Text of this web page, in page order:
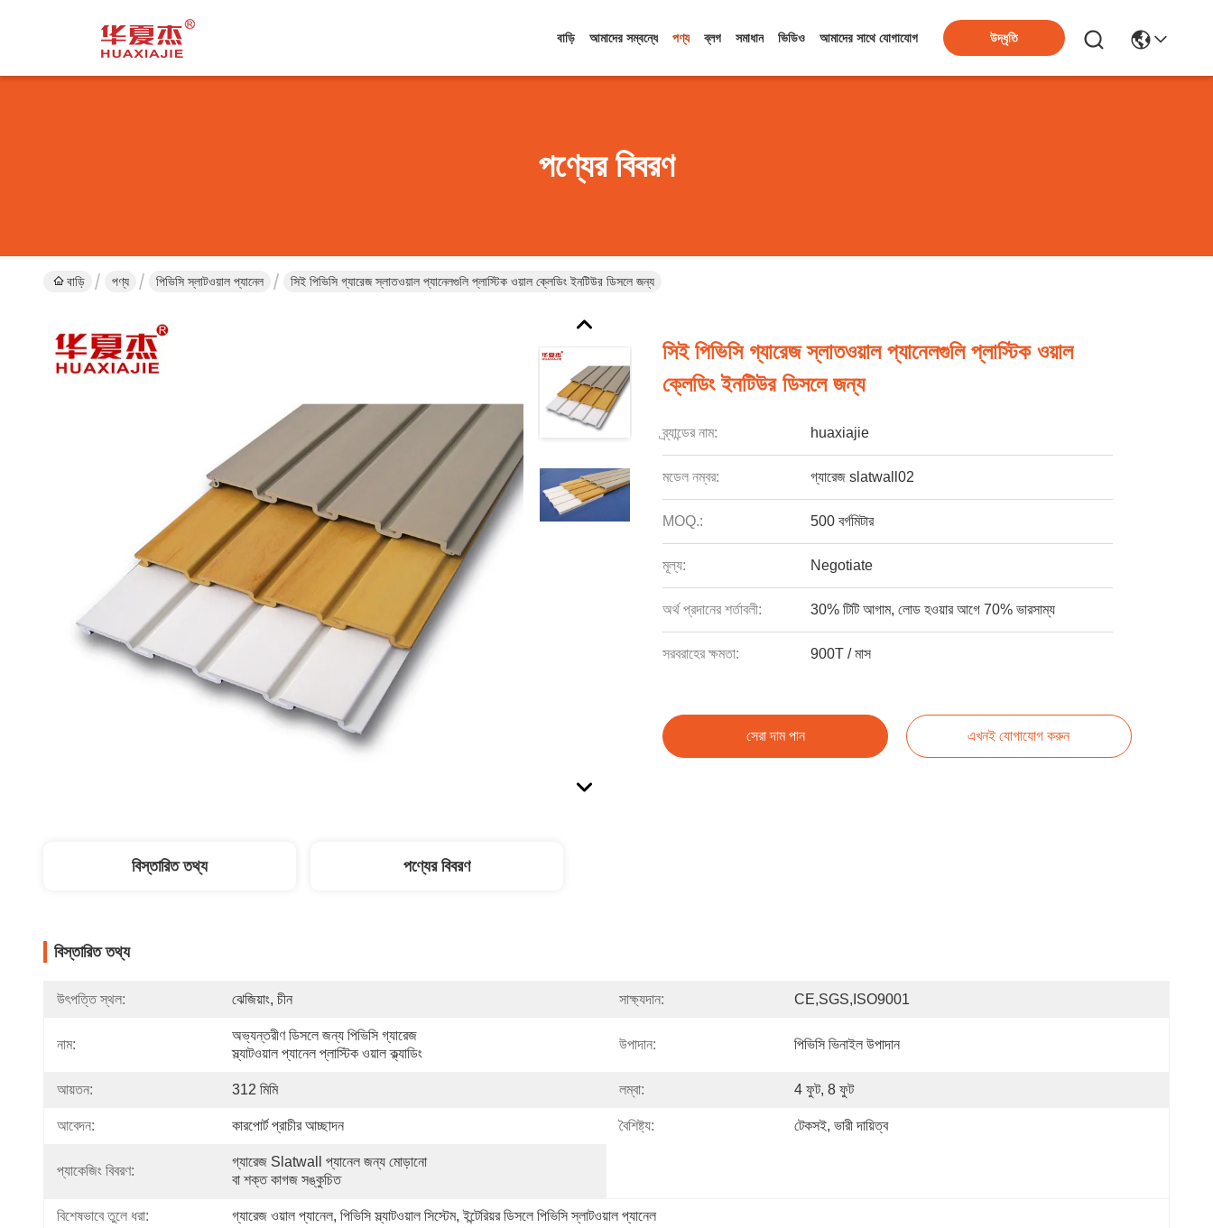
বাড়ি আমাদের সম্বন্ধে পণ্য ব্লগ সমাধান ভিডিও আমাদের সাথে যোগাযোগ উদ্ধৃতি
পণ্যের বিবরণ
বাড়ি পণ্য পিভিসি স্লাটওয়াল প্যানেল সিই পিভিসি গ্যারেজ স্লাতওয়াল প্যানেলগুলি প্লাস্টিক ওয়াল ক্লেডিং ইনটিউর ডিসলে জন্য
সিই পিভিসি গ্যারেজ স্লাতওয়াল প্যানেলগুলি প্লাস্টিক ওয়াল
ক্লেডিং ইনটিউর ডিসলে জন্য
ব্র্যান্ডের নাম: huaxiajie
মডেল নম্বর: গ্যারেজ slatwall02
MOQ.: 500 বর্গমিটার
মূল্য: Negotiate
অর্থ প্রদানের শর্তাবলী: 30% টিটি আগাম, লোড হওয়ার আগে 70% ভারসাম্য
সরবরাহের ক্ষমতা: 900T / মাস
সেরা দাম পান এখনই যোগাযোগ করুন
বিস্তারিত তথ্য পণ্যের বিবরণ
বিস্তারিত তথ্য
উৎপত্তি স্থল: ঝেজিয়াং, চীন সাক্ষ্যদান: CE,SGS,ISO9001
নাম:
অভ্যন্তরীণ ডিসলে জন্য পিভিসি গ্যারেজ
স্ল্যাটওয়াল প্যানেল প্লাস্টিক ওয়াল ক্ল্যাডিং
উপাদান: পিভিসি ভিনাইল উপাদান
আয়তন: 312 মিমি লম্বা: 4 ফুট, 8 ফুট
আবেদন: কারপোর্ট প্রাচীর আচ্ছাদন বৈশিষ্ট্য: টেকসই, ভারী দায়িত্ব
প্যাকেজিং বিবরণ:
গ্যারেজ Slatwall প্যানেল জন্য মোড়ানো
বা শক্ত কাগজ সঙ্কুচিত
বিশেষভাবে তুলে ধরা: গ্যারেজ ওয়াল প্যানেল, পিভিসি স্ল্যাটওয়াল সিস্টেম, ইন্টেরিয়র ডিসলে পিভিসি স্লাটওয়াল প্যানেল